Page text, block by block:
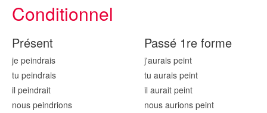
Conditionnel
Présent
je peindrais
tu peindrais
il peindrait
nous peindrions
Passé 1re forme
j'aurais peint
tu aurais peint
il aurait peint
nous aurions peint